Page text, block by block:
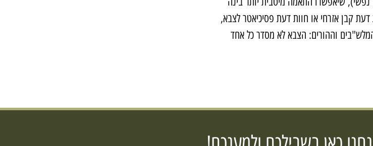
דעת קבן אזרחי או חוות דעת פסיכיאטר לצבא,
וההורים: הצבא לא מסדר כל אחד